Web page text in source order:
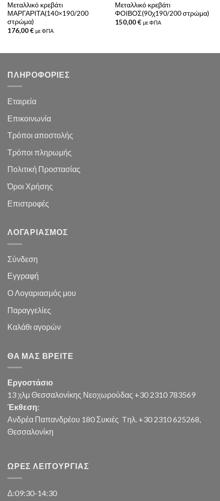
Μεταλλικό κρεβάτι
ΜΑΡΓΑΡΙΤΑ(140×190/200
στρώμα)
176,00€ με ΦΠΑ
Μεταλλικό κρεβάτι
ΦΟΙΒΟΣ(90χ190/200 στρώμα)
150,00€ με ΦΠΑ
ΠΛΗΡΟΦΟΡΙΕΣ
Εταιρεία
Επικοινωνία
Τρόποι αποστολής
Τρόποι πληρωμής
Πολιτική Προστασίας
Όροι Χρήσης
Επιστροφές
ΛΟΓΑΡΙΑΣΜΌΣ
Σύνδεση
Εγγραφή
Ο Λογαριασμός μου
Παραγγελίες
Καλάθι αγορών
ΘΑ ΜΑΣ ΒΡΕΊΤΕ
Εργοστάσιο
13 χλμ Θεσσαλονίκης Νεοχωρούδας +30 2310 783569
Έκθεση:
Ανδρέα Παπανδρέου 180 Συκιές Tηλ. +30 2310 625268,
Θεσσαλονίκη
ΏΡΕΣ ΛΕΙΤΟΥΡΓΊΑΣ
Δ:09:30-14:30